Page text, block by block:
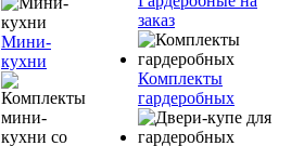
Мини-
кухни
заказ
Комплекты
гардеробных